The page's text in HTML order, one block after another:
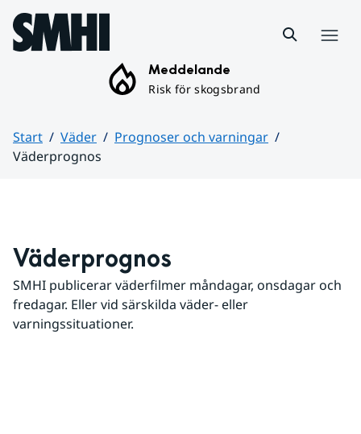
Hoppa till sidans innehåll
Meddelande
Risk för skogsbrand
Start Väder
Prognoser och varningar
Väderprognos
Väderprognos
SMHI publicerar väderfilmer måndagar, onsdagar och
fredagar. Eller vid särskilda väder- eller
varningssituationer.